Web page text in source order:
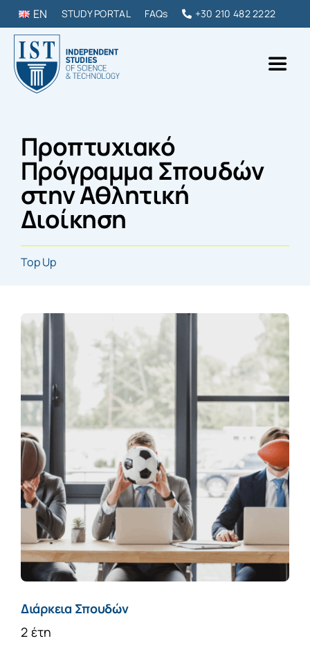
Skip
to
content
EN STUDY PORTAL FAQs +30 210 482 2222
ΠΡΟΠΤΥΧΙΑΚΑ & ΜΕΤΑΠΤΥΧΙΑΚΑ
DIPLOMAS & ΣΕΜΙΝΑΡΙΑ
Προπτυχιακό
Πρόγραμμα Σπουδών
στην Αθλητική
Διοίκηση
Top Up
Διάρκεια Σπουδών
2 έτη